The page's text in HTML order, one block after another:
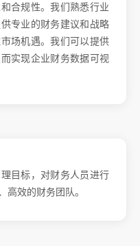
合规性。我们熟悉行业
专业的财务建议和战略
场机遇。我们可以提供
实现企业财务数据可视
目标，对财务人员进行
高效的财务团队。